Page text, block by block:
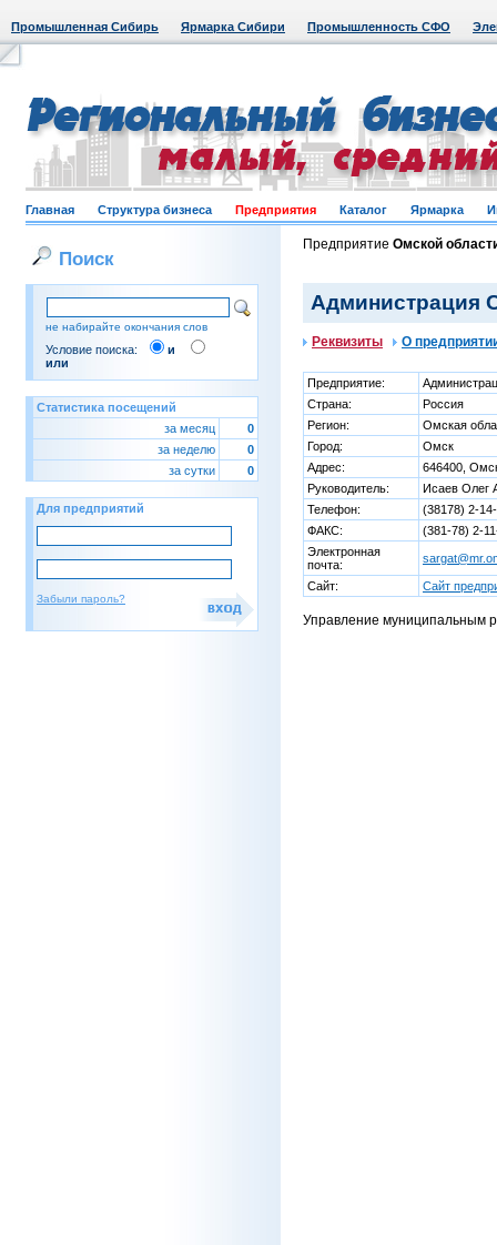
Промышленная Сибирь Ярмарка Сибири Промышленность СФО
Главная Структура бизнеса Предприятия Каталог Ярмарка
Поиск
не набирайте окончания слов
Условие поиска:
и
или
Статистика посещений
за месяц
0
за неделю
0
за сутки
0
Для предприятий
Забыли пароль?
Предприятие Омской
Администрация
Реквизиты О
Предприятие:
Страна:
Россия
Регион:
Омская
Город:
Омск
Адрес:
646400,
Руководитель:
Исаев Олег
Телефон:
(38178) 2-
ФАКС:
(381-78) 2-
Электронная
почта:
Сайт: Сайт
Управление муниципальным